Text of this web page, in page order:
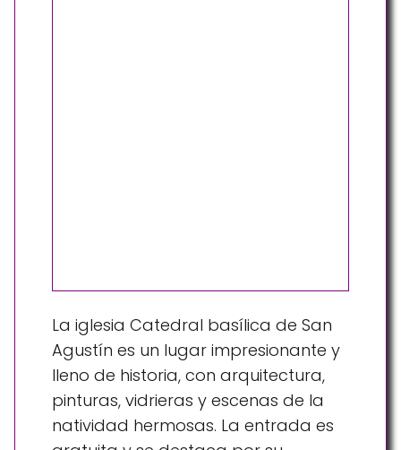
La iglesia Catedral basílica de San
Agustín es un lugar impresionante y
lleno de historia, con arquitectura,
pinturas, vidrieras y escenas de la
natividad hermosas. La entrada es